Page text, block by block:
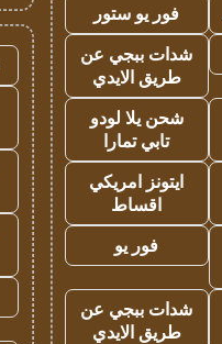
فور يو ستور
شدات ببجي عن
طريق الايدي
شحن يلا لودو
تابي تمارا
ايتونز امريكي
اقساط
فور يو
شدات ببجي عن
طريق الايدي